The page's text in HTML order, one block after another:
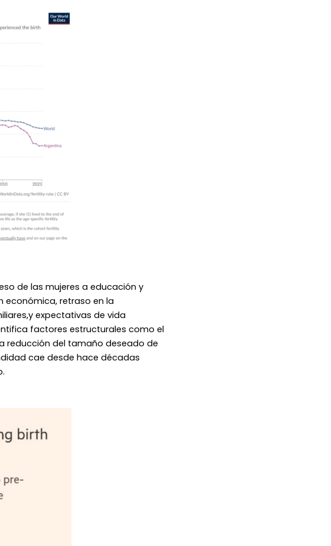
de las mujeres a educación y
económica, retraso en la
expectativas de vida
factores estructurales como el
reducción del tamaño deseado de
cae desde hace décadas